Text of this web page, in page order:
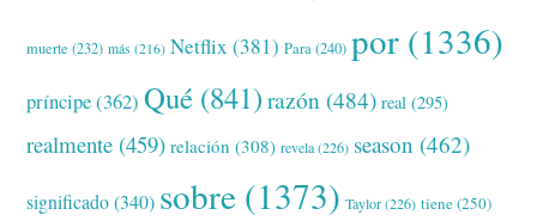
muerte (232) más (216) Netflix (381) Para(240) por (1336)
príncipe(362) Qué (841) razón (484) real (295)
realmente (459) relación (308) revela(226) season (462)
significado(340) sobre (1373) Taylor(226) tiene(250)